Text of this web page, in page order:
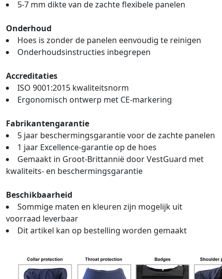
5-7 mm dikte van de zachte flexibele panelen
Onderhoud
Hoes is zonder de panelen eenvoudig te reinigen
Onderhoudsinstructies inbegrepen
Accreditaties
ISO 9001:2015 kwaliteitsnorm
Ergonomisch ontwerp met CE-markering
Fabrikantengarantie
5 jaar beschermingsgarantie voor de zachte panelen
1 jaar Excellence-garantie op de hoes
Gemaakt in Groot-Brittannië door VestGuard met
kwaliteits- en beschermingsgarantie
Beschikbaarheid
Sommige maten en kleuren zijn mogelijk uit
voorraad leverbaar
Dit artikel kan op bestelling worden gemaakt